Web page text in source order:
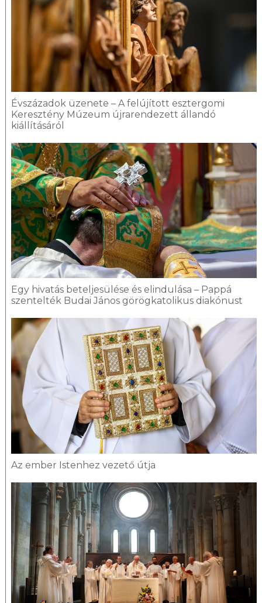
Évszázadok üzenete – A felújított esztergomi
Keresztény Múzeum újrarendezett állandó
kiállításáról
Egy hivatás beteljesülése és elindulása – Pappá
szentelték Budai János görögkatolikus diakónust
Az ember Istenhez vezető útja